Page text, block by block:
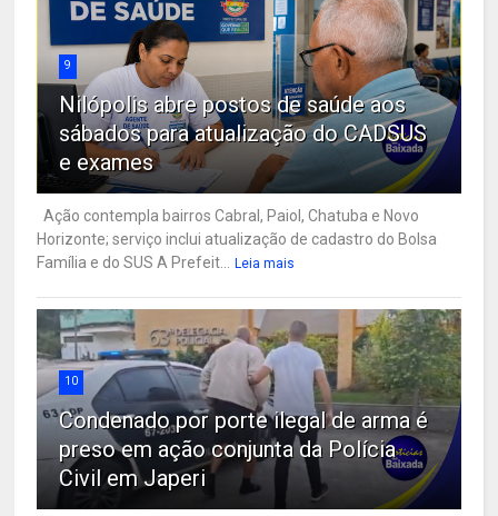
9
Nilópolis abre postos de saúde aos
sábados para atualização do CADSUS
e exames
Ação contempla bairros Cabral, Paiol, Chatuba e Novo
Horizonte; serviço inclui atualização de cadastro do Bolsa
Família e do SUS A Prefeit...
Leia mais
10
Condenado por porte ilegal de arma é
preso em ação conjunta da Polícia
Civil em Japeri